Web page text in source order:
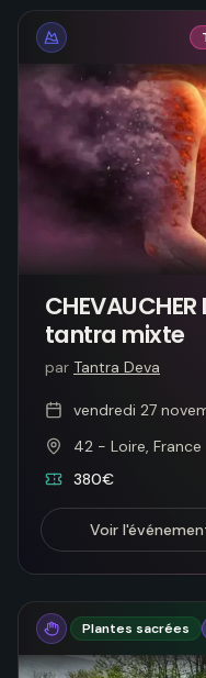
tantra mixte
par Tantra Deva
vendredi 27
42 - Loire, France
380€
Voir
Plantes sacrées